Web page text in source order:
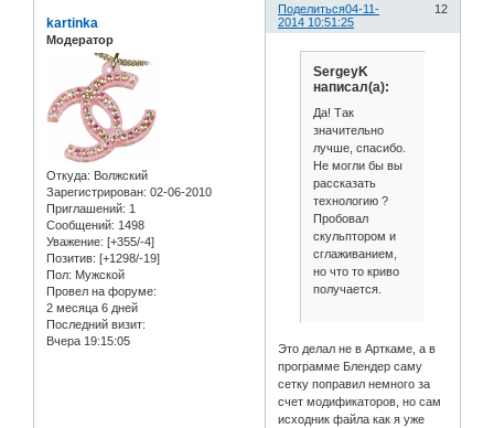
Поделиться 12
04-11-
2014 10:51:25
kartinka
Модератор
Откуда: Волжский
Зарегистрирован: 02-06-2010
Приглашений: 1
Сообщений: 1498
Уважение: [+355/-4]
Позитив: [+1298/-19]
Пол: Мужской
Провел на форуме:
2 месяца 6 дней
Последний визит:
Вчера 19:15:05
SergeyK
написал(а):
Да! Так
значительно
лучше, спасибо.
Не могли бы вы
рассказать
технологию ?
Пробовал
скульптором и
сглаживанием,
но что то криво
получается.
Это делал не в Арткаме, а в
программе Блендер саму
сетку поправил немного за
счет модификаторов, но сам
исходник файла как я уже